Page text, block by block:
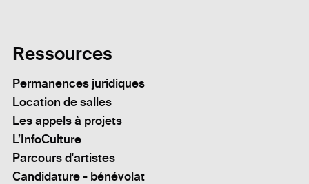
Ressources
Permanences juridiques
Location de salles
Les appels à projets
L’InfoCulture
Parcours d'artistes
Candidature - bénévolat